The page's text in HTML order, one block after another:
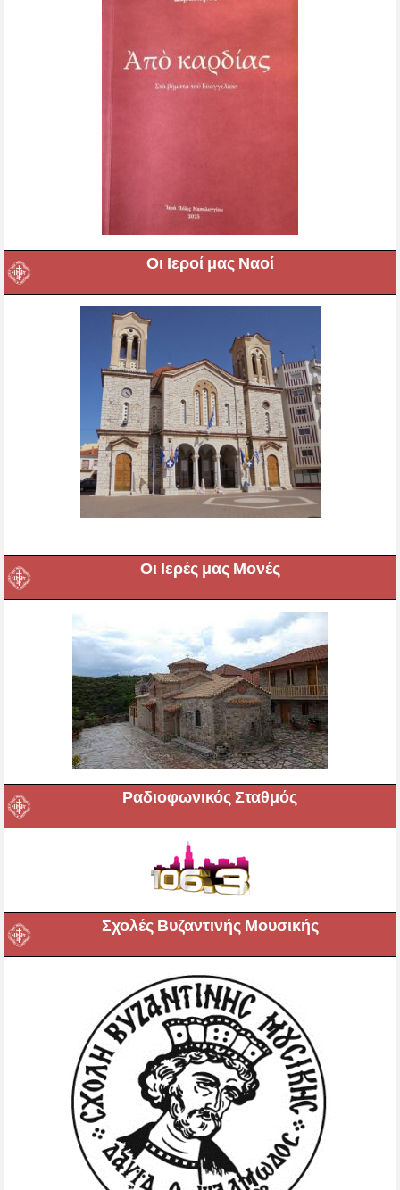
Οι Ιεροί μας Ναοί
Οι Ιερές μας Μονές
Ραδιοφωνικός Σταθμός
Σχολές Βυζαντινής Μουσικής